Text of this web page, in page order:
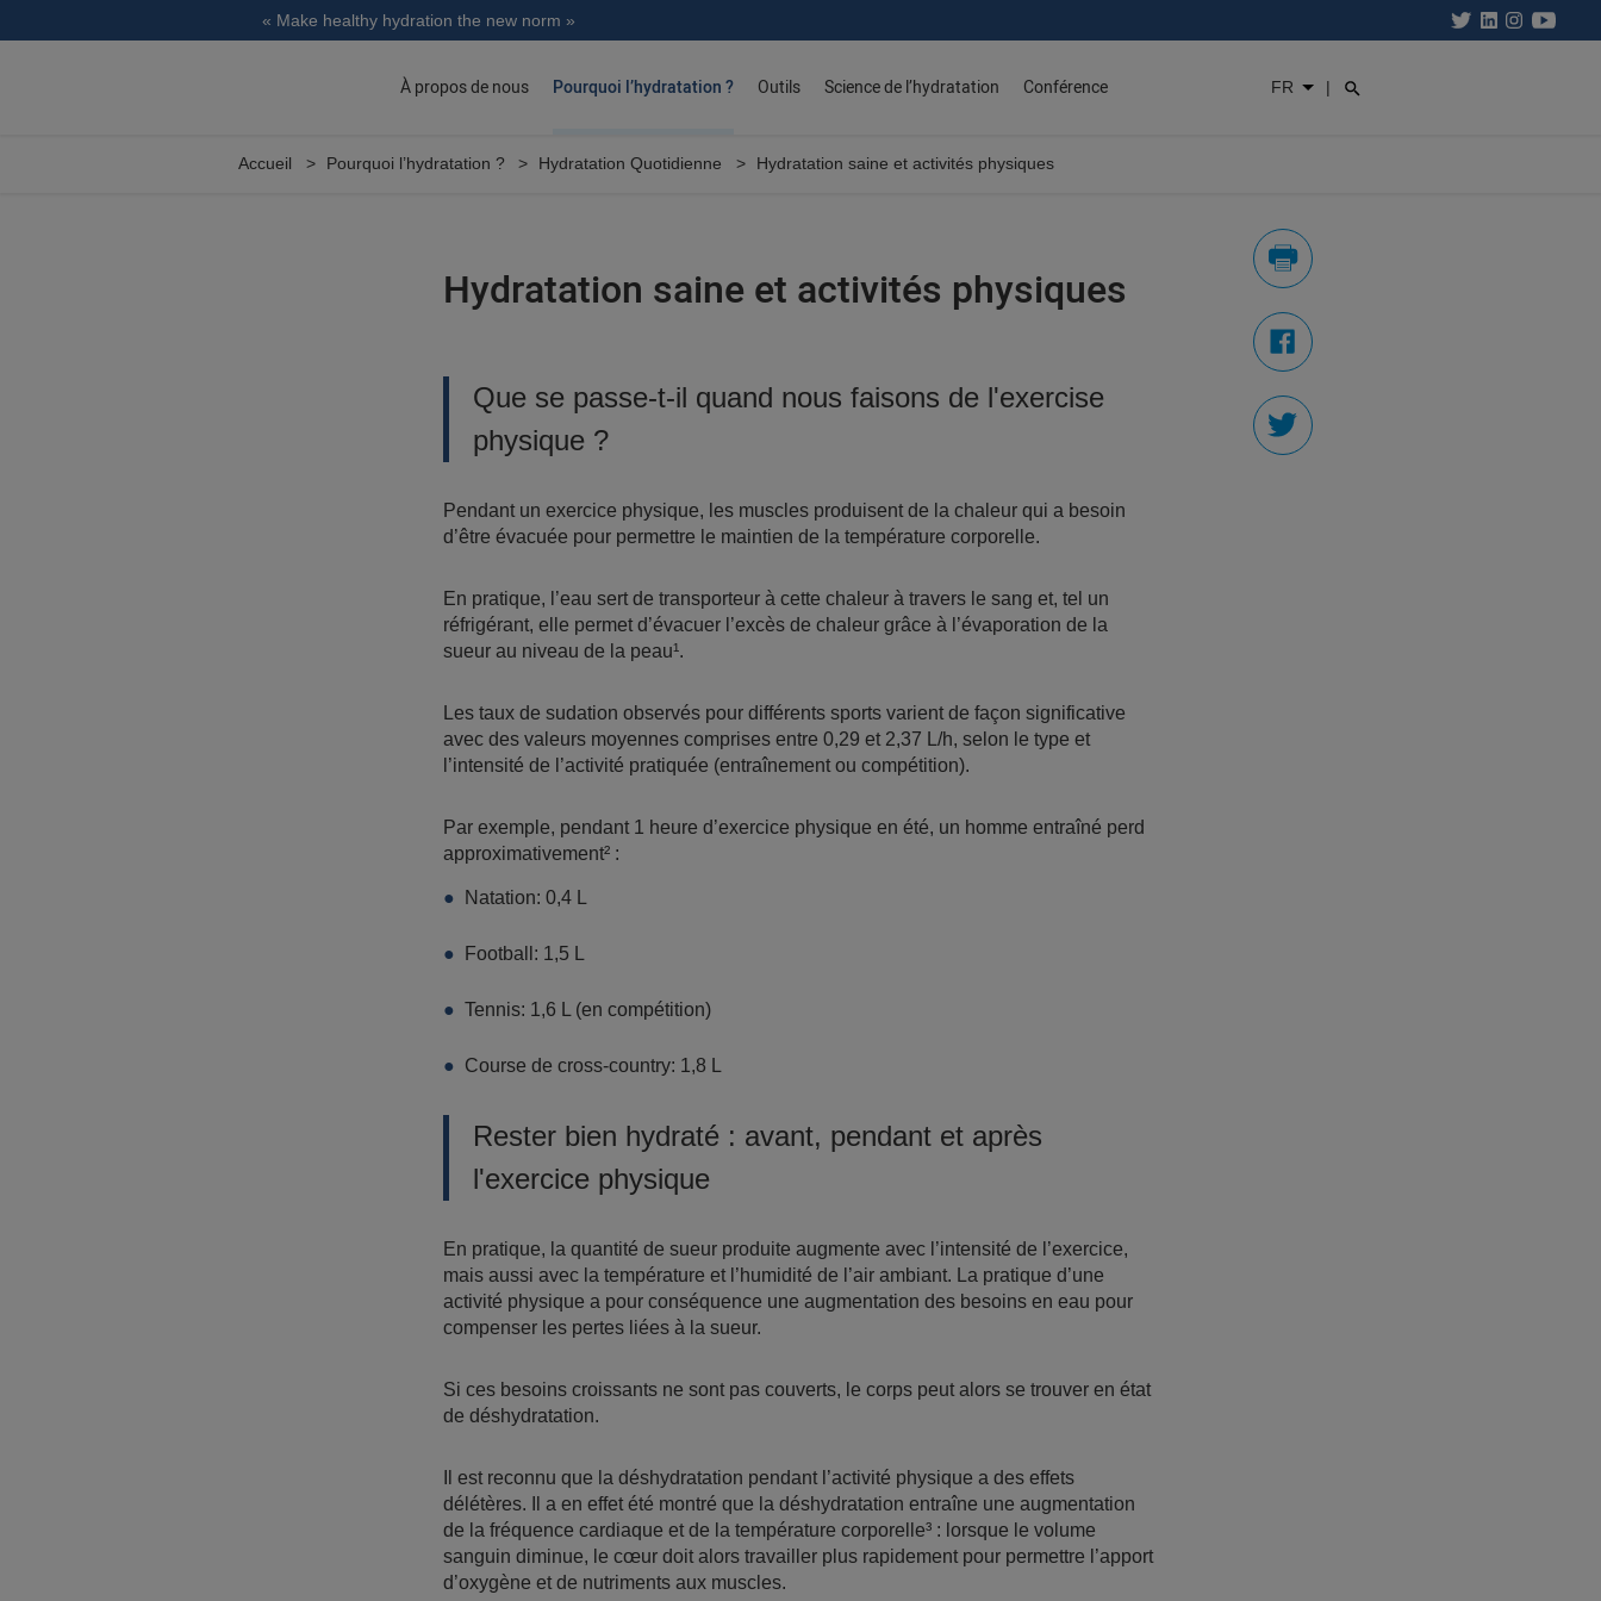
« Make healthy hydration the new norm »
À propos de nous Pourquoi l’hydratation ? Outils Science de l’hydratation Conférence FR |
Accueil Pourquoi l’hydratation ? Hydratation Quotidienne Hydratation saine et activités physiques
Hydratation saine et activités physiques
Que se passe-t-il quand nous faisons de l'exercise
physique ?
Pendant un exercice physique, les muscles produisent de la chaleur qui a besoin
d’être évacuée pour permettre le maintien de la température corporelle.
En pratique, l’eau sert de transporteur à cette chaleur à travers le sang et, tel un
réfrigérant, elle permet d’évacuer l’excès de chaleur grâce à l’évaporation de la
sueur au niveau de la peau¹.
Les taux de sudation observés pour différents sports varient de façon significative
avec des valeurs moyennes comprises entre 0,29 et 2,37 L/h, selon le type et
l’intensité de l’activité pratiquée (entraînement ou compétition).
Par exemple, pendant 1 heure d’exercice physique en été, un homme entraîné perd
approximativement² :
Natation: 0,4 L
Football: 1,5 L
Tennis: 1,6 L (en compétition)
Course de cross-country: 1,8 L
Rester bien hydraté : avant, pendant et après
l'exercice physique
En pratique, la quantité de sueur produite augmente avec l’intensité de l’exercice,
mais aussi avec la température et l’humidité de l’air ambiant. La pratique d’une
activité physique a pour conséquence une augmentation des besoins en eau pour
compenser les pertes liées à la sueur.
Si ces besoins croissants ne sont pas couverts, le corps peut alors se trouver en état
de déshydratation.
Il est reconnu que la déshydratation pendant l’activité physique a des effets
délétères. Il a en effet été montré que la déshydratation entraîne une augmentation
de la fréquence cardiaque et de la température corporelle³ : lorsque le volume
sanguin diminue, le cœur doit alors travailler plus rapidement pour permettre l’apport
d’oxygène et de nutriments aux muscles.